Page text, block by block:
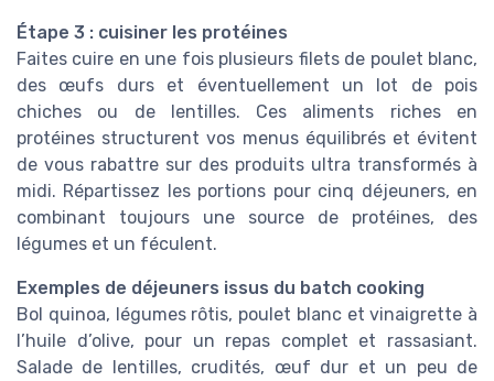
Étape 3 : cuisiner les protéines
Faites cuire en une fois plusieurs filets de poulet blanc,
des œufs durs et éventuellement un lot de pois
chiches ou de lentilles. Ces aliments riches en
protéines structurent vos menus équilibrés et évitent
de vous rabattre sur des produits ultra transformés à
midi. Répartissez les portions pour cinq déjeuners, en
combinant toujours une source de protéines, des
légumes et un féculent.
Exemples de déjeuners issus du batch cooking
Bol quinoa, légumes rôtis, poulet blanc et vinaigrette à
l’huile d’olive, pour un repas complet et rassasiant.
Salade de lentilles, crudités, œuf dur et un peu de